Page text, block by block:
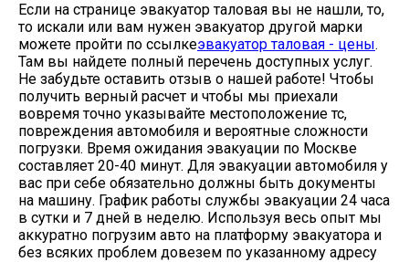
Если на странице эвакуатор таловая вы не нашли, то,
то искали или вам нужен эвакуатор другой марки
можете пройти по ссылкеэвакуатор таловая - цены.
Там вы найдете полный перечень доступных услуг.
Не забудьте оставить отзыв о нашей работе! Чтобы
получить верный расчет и чтобы мы приехали
вовремя точно указывайте местоположение тс,
повреждения автомобиля и вероятные сложности
погрузки. Время ожидания эвакуации по Москве
составляет 20-40 минут. Для эвакуации автомобиля у
вас при себе обязательно должны быть документы
на машину. График работы службы эвакуации 24 часа
в сутки и 7 дней в неделю. Используя весь опыт мы
аккуратно погрузим авто на платформу эвакуатора и
без всяких проблем довезем по указанному адресу